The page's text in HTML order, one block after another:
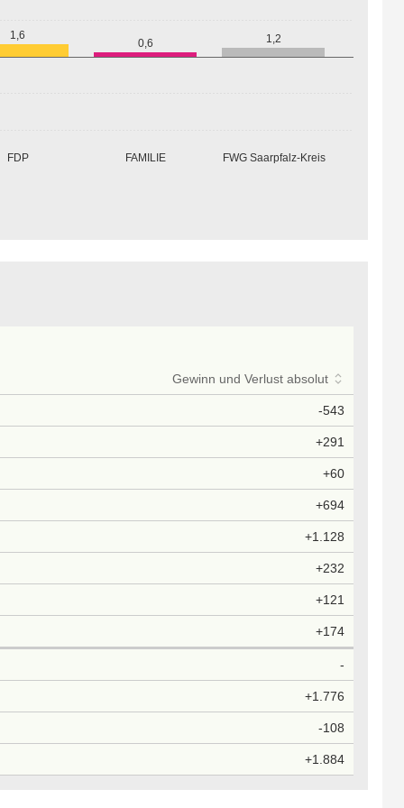
FDP FAMILIE FWG Saarpfalz-Kreis
1,6
0,6 1,2
Gewinn und Verlust absolut
-543
+291
+60
+694
+1.128
+232
+121
+174
-
+1.776
-108
+1.884